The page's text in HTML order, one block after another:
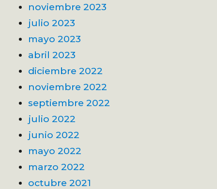
noviembre 2023
julio 2023
mayo 2023
abril 2023
diciembre 2022
noviembre 2022
septiembre 2022
julio 2022
junio 2022
mayo 2022
marzo 2022
octubre 2021